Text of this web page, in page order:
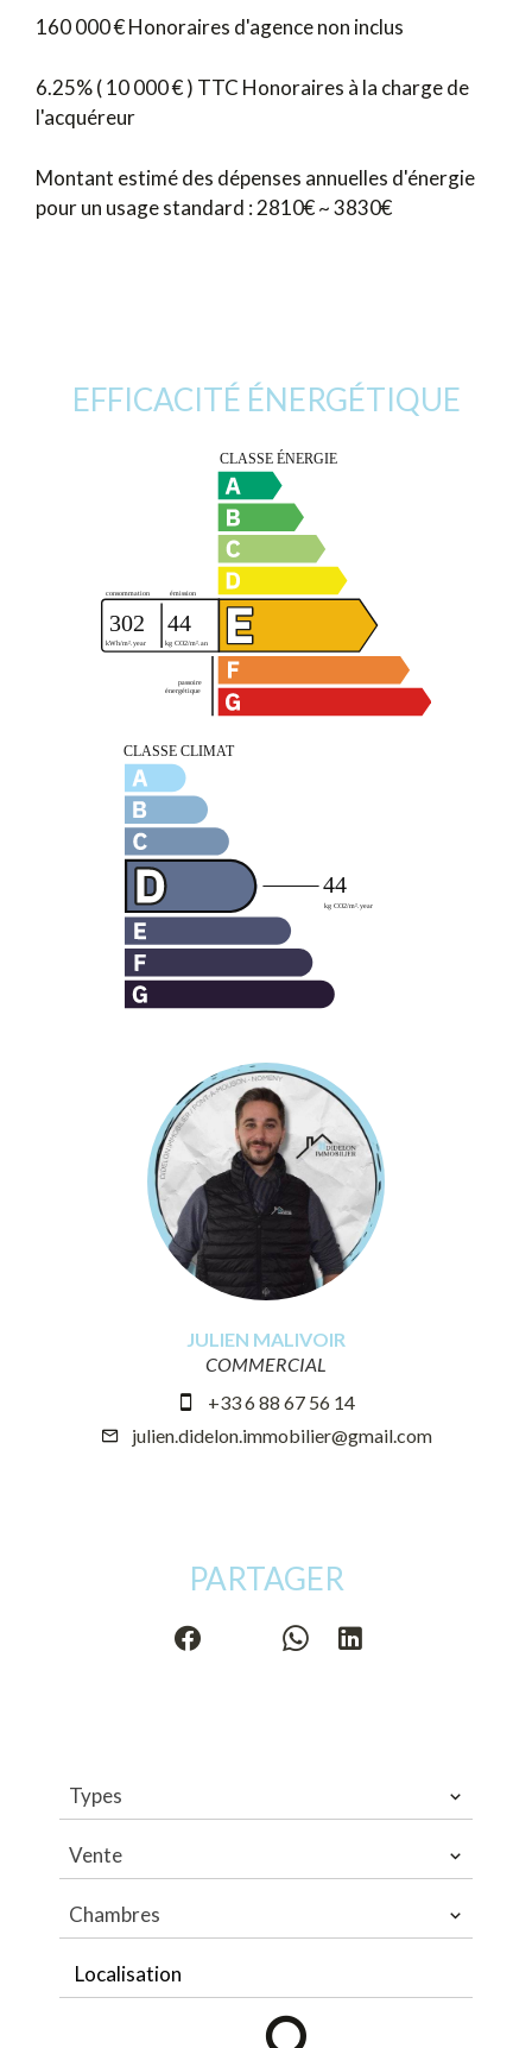
160 000 € Honoraires d'agence non inclus
6.25% ( 10 000 € ) TTC Honoraires à la charge de
l'acquéreur
Montant estimé des dépenses annuelles d'énergie
pour un usage standard : 2810€ ~ 3830€
EFFICACITÉ ÉNERGÉTIQUE
JULIEN MALIVOIR
COMMERCIAL
+33 6 88 67 56 14
julien.didelon.immobilier@gmail.com
PARTAGER
Types
Vente
Chambres
Localisation